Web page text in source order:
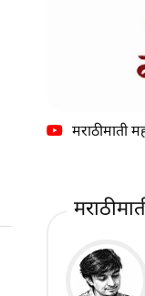
मराठीमाती